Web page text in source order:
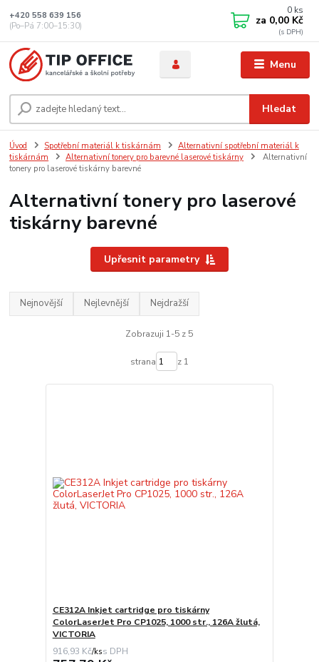
Menu
Hledat
+420 558 639 156
(Po–Pá 7:00–15:30)
0 ks
za 0,00 Kč
Úvod Spotřební materiál k tiskárnám
Alternativní spotřební materiál k
tiskárnám
Alternativní tonery pro barevné laserové tiskárny
Alternativní
tonery pro laserové tiskárny barevné
Alternativní tonery pro laserové
tiskárny barevné
Upřesnit parametry
Nejnovější Nejlevnější Nejdražší
Zobrazuji 1-5 z 5
strana z 1
CE312A Inkjet cartridge pro tiskárny
ColorLaserJet Pro CP1025, 1000 str., 126A žlutá,
VICTORIA
916,93 Kč/ks